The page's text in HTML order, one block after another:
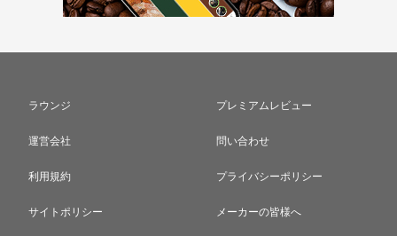
ラウンジ プレミアムレビュー
運営会社 問い合わせ
利用規約 プライバシーポリシー
サイトポリシー メーカーの皆様へ